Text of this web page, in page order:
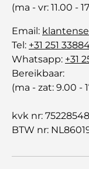
(ma - vr: 11.00 -
Email:
Tel: +31 251
Whatsapp: +31
Bereikbaar:
(ma - zat: 9.00 -
kvk nr: 75228548
BTW nr: